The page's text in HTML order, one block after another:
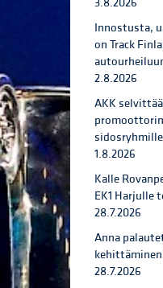
Innostusta,
on Track
2.8.2026
AKK
sidosryhmille
1.8.2026
Kalle
EK1 Harjulle
28.7.2026
Anna
kehittäminen
28.7.2026